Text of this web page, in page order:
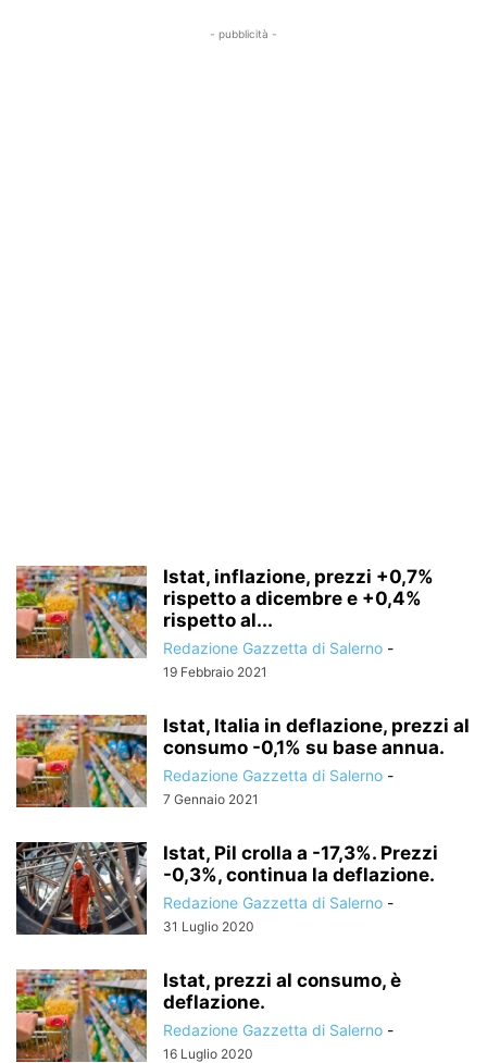
- pubblicità -
Istat, inflazione, prezzi +0,7%
rispetto a dicembre e +0,4%
rispetto al...
Redazione Gazzetta di Salerno -
19 Febbraio 2021
Istat, Italia in deflazione, prezzi al
consumo -0,1% su base annua.
Redazione Gazzetta di Salerno -
7 Gennaio 2021
Istat, Pil crolla a -17,3%. Prezzi
-0,3%, continua la deflazione.
Redazione Gazzetta di Salerno -
31 Luglio 2020
Istat, prezzi al consumo, è
deflazione.
Redazione Gazzetta di Salerno -
16 Luglio 2020